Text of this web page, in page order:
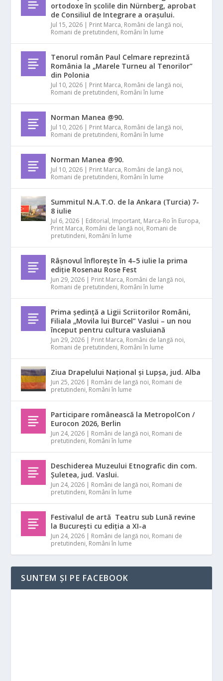
ortodoxe în școlile din Nürnberg, aprobat
de Consiliul de Integrare a orașului.
Jul 15, 2026 | Print Marca, Români de langă noi,
Romani de pretutindeni, Români în lume
Tenorul român Paul Celmare reprezintă
România la „Marele Turneu al Tenorilor”
din Polonia
Jul 10, 2026 | Print Marca, Români de langă noi,
Romani de pretutindeni, Români în lume
Norman Manea @90.
Jul 10, 2026 | Print Marca, Români de langă noi,
Romani de pretutindeni, Români în lume
Norman Manea @90.
Jul 10, 2026 | Print Marca, Români de langă noi,
Romani de pretutindeni, Români în lume
Summitul N.A.T.O. de la Ankara (Turcia) 7-
8 iulie
Jul 6, 2026 | Editorial, Important, Marca-Ro în Europa,
Print Marca, Români de langă noi, Romani de
pretutindeni, Români în lume
Râșnovul înflorește în 4–5 iulie la prima
ediție Rosenau Rose Fest
Jun 29, 2026 | Print Marca, Români de langă noi,
Romani de pretutindeni, Români în lume
Prima ședință a Ligii Scriitorilor Români,
Filiala „Movila lui Burcel” Vaslui – un nou
început pentru cultura vasluiană
Jun 29, 2026 | Print Marca, Români de langă noi,
Romani de pretutindeni, Români în lume
Ziua Drapelului Național și Lupșa, jud. Alba
Jun 25, 2026 | Români de langă noi, Romani de
pretutindeni, Români în lume
Participare românească la MetropolCon /
Eurocon 2026, Berlin
Jun 24, 2026 | Români de langă noi, Romani de
pretutindeni, Români în lume
Deschiderea Muzeului Etnografic din com.
Șuletea, jud. Vaslui.
Jun 24, 2026 | Români de langă noi, Romani de
pretutindeni, Români în lume
Festivalul de artă Teatru sub Lună revine
la București cu ediția a XI-a
Jun 24, 2026 | Români de langă noi, Romani de
pretutindeni, Români în lume
SUNTEM ȘI PE FACEBOOK